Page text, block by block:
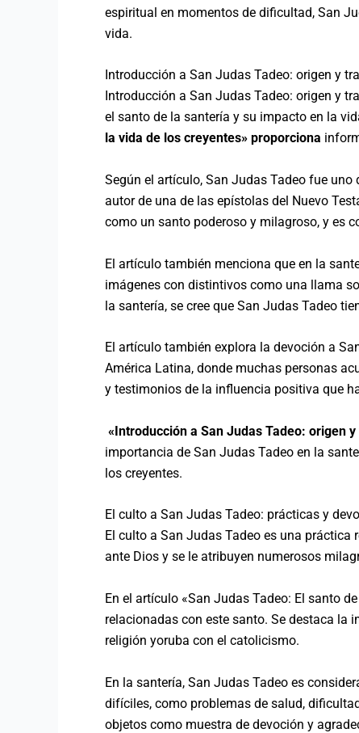
espiritual en momentos de dificultad, San
vida.
Introducción a San Judas Tadeo: origen y
Introducción a San Judas Tadeo: origen y
el santo de la santería y su impacto en la
la vida de los creyentes» proporciona
Según el artículo, San Judas Tadeo fue
autor de una de las epístolas del Nuevo
como un santo poderoso y milagroso, y es
El artículo también menciona que en la
imágenes con distintivos como una llama
la santería, se cree que San Judas Tadeo
El artículo también explora la devoción a
América Latina, donde muchas personas
y testimonios de la influencia positiva que
«Introducción a San Judas Tadeo: origen
importancia de San Judas Tadeo en la
los creyentes.
El culto a San Judas Tadeo: prácticas y
El culto a San Judas Tadeo es una práctica
ante Dios y se le atribuyen numerosos
En el artículo «San Judas Tadeo: El santo
relacionadas con este santo. Se destaca la
religión yoruba con el catolicismo.
En la santería, San Judas Tadeo es
difíciles, como problemas de salud,
objetos como muestra de devoción y